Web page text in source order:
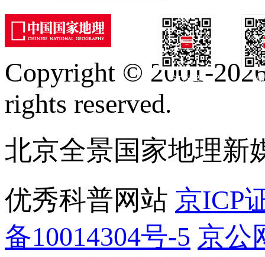
订阅号
Copyright © 2001-
rights reserved.
北京全景国家地理新
优秀科普网站 京ICP
备10014304号-5 京公